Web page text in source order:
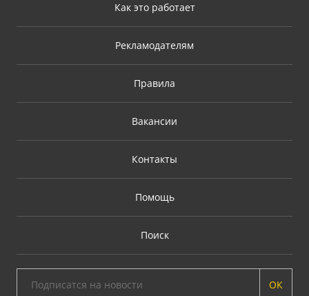
Как это работает
Рекламодателям
Правила
Вакансии
Контакты
Помощь
Поиск
ОК